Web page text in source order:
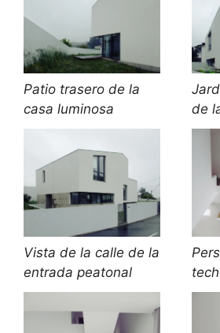
Patio trasero de la
casa luminosa
de
Vista de la calle de la
entrada peatonal